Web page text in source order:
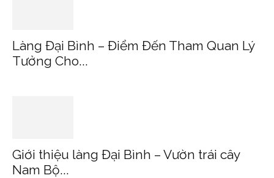
Làng Đại Bình – Điểm Đến Tham Quan Lý
Tưởng Cho...
Giới thiệu làng Đại Bình – Vườn trái cây
Nam Bộ...